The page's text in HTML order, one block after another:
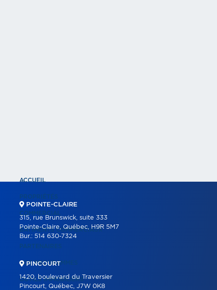
ACCUEIL
PROPRIÉTÉS
COMMERCIAL
BÂTIMENTS COMMERCIAUX
PARTENAIRES
NOS PROGRAMMES
OUTILS IMMOBILIERS
POINTE-CLAIRE
315, rue Brunswick, suite 333
Pointe-Claire, Québec, H9R 5M7
Bur.: 514 630-7324
PINCOURT
1420, boulevard du Traversier
Pincourt, Québec, J7W 0K8